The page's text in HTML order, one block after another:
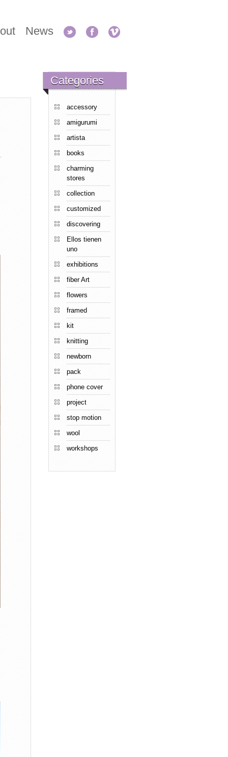
News
Categories
accessory
amigurumi
artista
books
charming
stores
collection
customized
discovering
Ellos tienen
uno
exhibitions
fiber Art
flowers
framed
kit
knitting
newborn
pack
phone cover
project
stop motion
wool
workshops